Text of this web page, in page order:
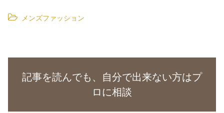
メンズファッション
記事を読んでも、自分で出来ない方はプ
ロに相談